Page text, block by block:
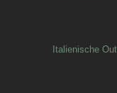
Italienische